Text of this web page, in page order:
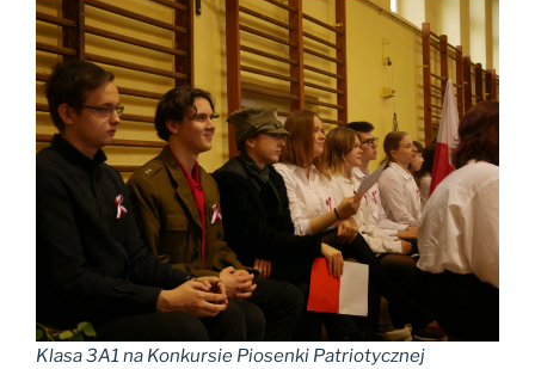
Klasa 3A1 na Konkursie Piosenki Patriotycznej